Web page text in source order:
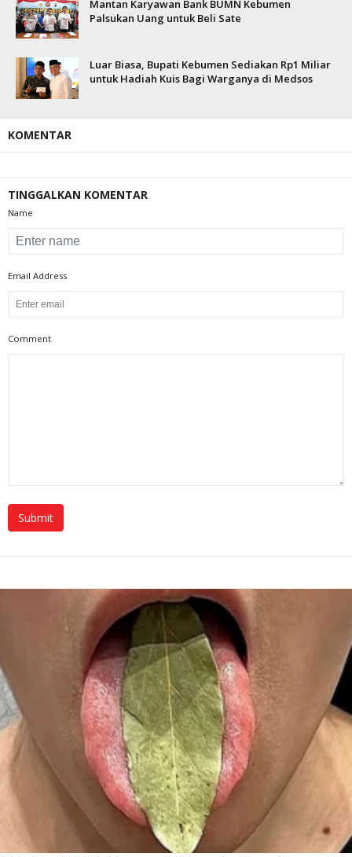
Mantan Karyawan Bank BUMN Kebumen
Palsukan Uang untuk Beli Sate
Luar Biasa, Bupati Kebumen Sediakan Rp1 Miliar
untuk Hadiah Kuis Bagi Warganya di Medsos
KOMENTAR
TINGGALKAN KOMENTAR
Name
Email Address
Comment